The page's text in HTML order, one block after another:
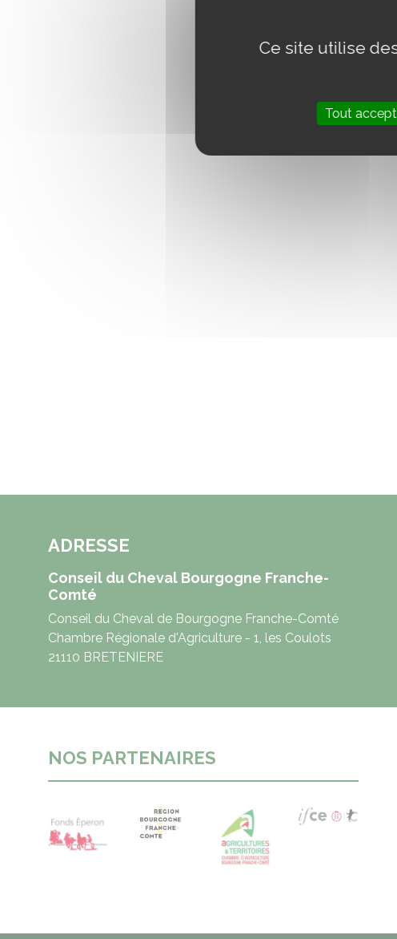
ADRESSE
Conseil du Cheval Bourgogne Franche-
Comté
Conseil du Cheval de Bourgogne Franche-Comté
Chambre Régionale d'Agriculture - 1, les Coulots
21110 BRETENIERE
NOS PARTENAIRES
Ce site utilise
Tout